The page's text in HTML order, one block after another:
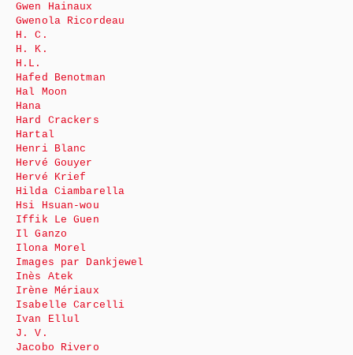
Gwen Hainaux
Gwenola Ricordeau
H. C.
H. K.
H.L.
Hafed Benotman
Hal Moon
Hana
Hard Crackers
Hartal
Henri Blanc
Hervé Gouyer
Hervé Krief
Hilda Ciambarella
Hsi Hsuan-wou
Iffik Le Guen
Il Ganzo
Ilona Morel
Images par Dankjewel
Inès Atek
Irène Mériaux
Isabelle Carcelli
Ivan Ellul
J. V.
Jacobo Rivero